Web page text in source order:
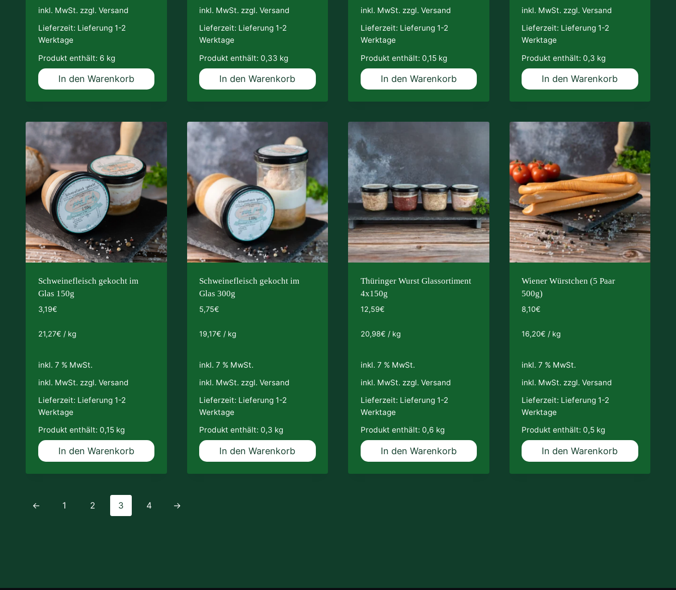
inkl. MwSt. zzgl. Versand
Lieferzeit: Lieferung 1-2
Werktage
Produkt enthält: 6 kg
In den Warenkorb
inkl. MwSt. zzgl. Versand
Lieferzeit: Lieferung 1-2
Werktage
Produkt enthält: 0,33 kg
In den Warenkorb
inkl. MwSt. zzgl. Versand
Lieferzeit: Lieferung 1-2
Werktage
Produkt enthält: 0,15 kg
In den Warenkorb
inkl. MwSt. zzgl. Versand
Lieferzeit: Lieferung 1-2
Werktage
Produkt enthält: 0,3 kg
In den Warenkorb
Schweinefleisch gekocht im
Glas 150g
3,19€
21,27€ / kg
inkl. 7 % MwSt.
inkl. MwSt. zzgl. Versand
Lieferzeit: Lieferung 1-2
Werktage
Produkt enthält: 0,15 kg
In den Warenkorb
Schweinefleisch gekocht im
Glas 300g
5,75€
19,17€ / kg
inkl. 7 % MwSt.
inkl. MwSt. zzgl. Versand
Lieferzeit: Lieferung 1-2
Werktage
Produkt enthält: 0,3 kg
In den Warenkorb
Thüringer Wurst Glassortiment
4x150g
12,59€
20,98€ / kg
inkl. 7 % MwSt.
inkl. MwSt. zzgl. Versand
Lieferzeit: Lieferung 1-2
Werktage
Produkt enthält: 0,6 kg
In den Warenkorb
Wiener Würstchen (5 Paar
500g)
8,10€
16,20€ / kg
inkl. 7 % MwSt.
inkl. MwSt. zzgl. Versand
Lieferzeit: Lieferung 1-2
Werktage
Produkt enthält: 0,5 kg
In den Warenkorb
← 1 2 3 4 →